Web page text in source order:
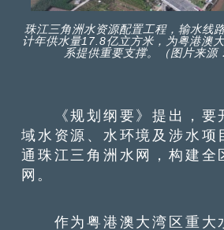
珠江三角洲水资源配置工程，输水线
计年供水量17.8亿立方米，为粤港澳
系提供重要支撑。（图片来源
《规划纲要》提出，要
域水资源、水环境及涉水项
通珠江三角洲水网，构建全
网。
作为粤港澳大湾区重大